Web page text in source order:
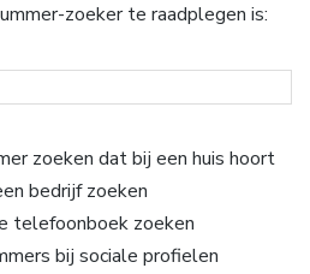
zoeker te raadplegen is:
zoeken dat bij een huis hoort
bedrijf zoeken
telefoonboek zoeken
bij sociale profielen